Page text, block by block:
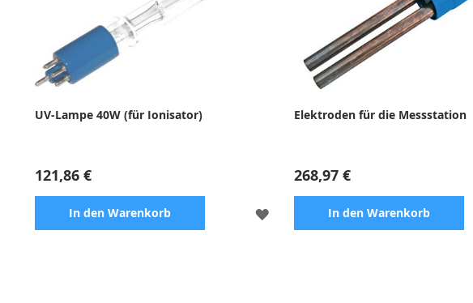
UV-Lampe 40W (für Ionisator)
121,86 €
In den Warenkorb
ZUR
Elektroden für die Messstation
268,97 €
In den Warenkorb